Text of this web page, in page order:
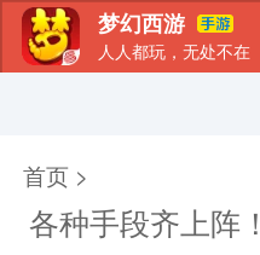
梦幻西游
人人都玩，无处不在
首页 >
各种手段齐上阵